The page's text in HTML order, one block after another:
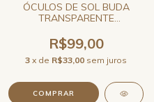
ÓCULOS DE SOL BUDA
TRANSPARENTE
JO RAM REDONDO
R$99,00
3 x de R$33,00 sem juros